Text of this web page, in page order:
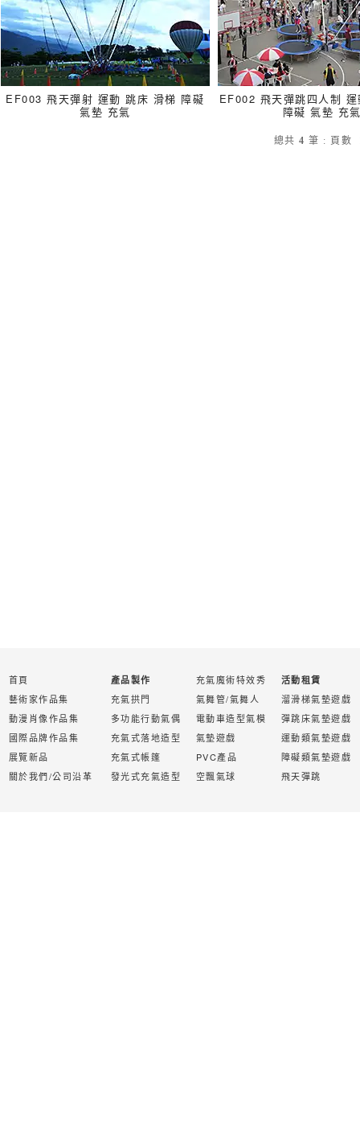
EF003 飛天彈射 運動 跳床 滑梯 障礙
氣墊 充氣
EF002 飛天彈跳四人制
障礙 氣墊 充
總共 4 筆 : 頁數
首頁
藝術家作品集
動漫肖像作品集
國際品牌作品集
展覽新品
關於我們/公司沿革
產品製作
充氣拱門
多功能行動氣偶
充氣式落地造型
充氣式帳篷
發光式充氣造型
充氣魔術特效秀
氣舞管/氣舞人
電動車造型氣模
氣墊遊戲
PVC產品
空飄氣球
活動租賃
溜滑梯氣墊遊戲
彈跳床氣墊遊戲
運動類氣墊遊戲
障礙類氣墊遊戲
飛天彈跳